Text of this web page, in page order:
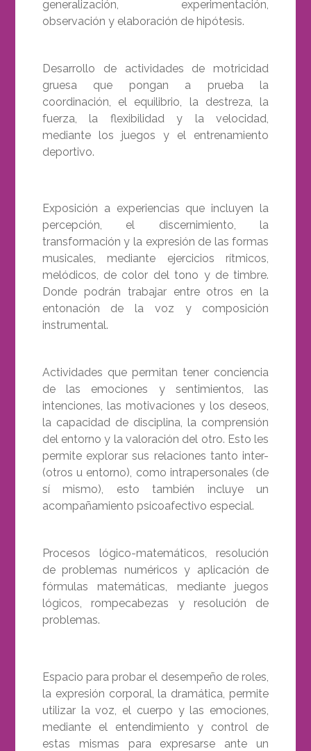
generalización, experimentación,
observación y elaboración de hipótesis.
Desarrollo de actividades de motricidad
gruesa que pongan a prueba la
coordinación, el equilibrio, la destreza, la
fuerza, la flexibilidad y la velocidad,
mediante los juegos y el entrenamiento
deportivo.
Exposición a experiencias que incluyen la
percepción, el discernimiento, la
transformación y la expresión de las formas
musicales, mediante ejercicios rítmicos,
melódicos, de color del tono y de timbre.
Donde podrán trabajar entre otros en la
entonación de la voz y composición
instrumental.
Actividades que permitan tener conciencia
de las emociones y sentimientos, las
intenciones, las motivaciones y los deseos,
la capacidad de disciplina, la comprensión
del entorno y la valoración del otro. Esto les
permite explorar sus relaciones tanto inter-
(otros u entorno), como intrapersonales (de
sí mismo), esto también incluye un
acompañamiento psicoafectivo especial.
Procesos lógico-matemáticos, resolución
de problemas numéricos y aplicación de
fórmulas matemáticas, mediante juegos
lógicos, rompecabezas y resolución de
problemas.
Espacio para probar el desempeño de roles,
la expresión corporal, la dramática, permite
utilizar la voz, el cuerpo y las emociones,
mediante el entendimiento y control de
estas mismas para expresarse ante un